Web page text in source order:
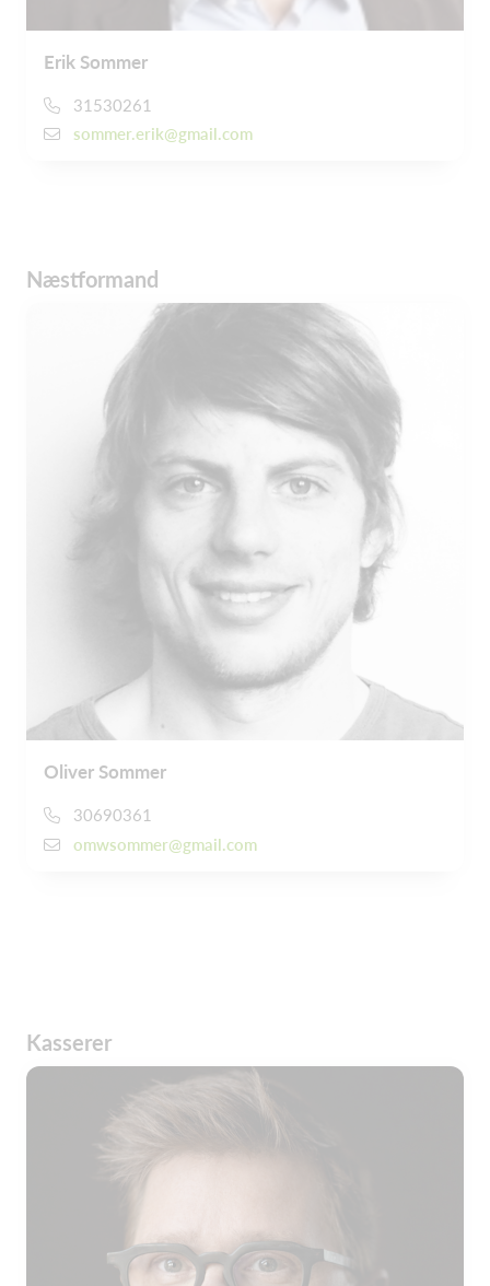
Erik Sommer
31530261
sommer.erik@gmail.com
Næstformand
Oliver Sommer
30690361
omwsommer@gmail.com
Kasserer